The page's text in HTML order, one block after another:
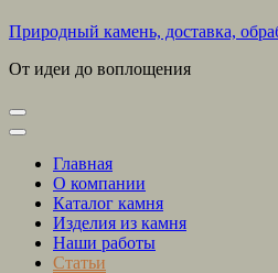
Природный камень, доставка,
От идеи до воплощения
Главная
О компании
Каталог камня
Изделия из камня
Наши работы
Статьи